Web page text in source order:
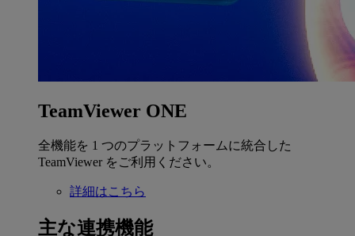
TeamViewer ONE
全機能を 1 つのプラットフォームに統合した
TeamViewer をご利用ください。
詳細はこちら
主な連携機能